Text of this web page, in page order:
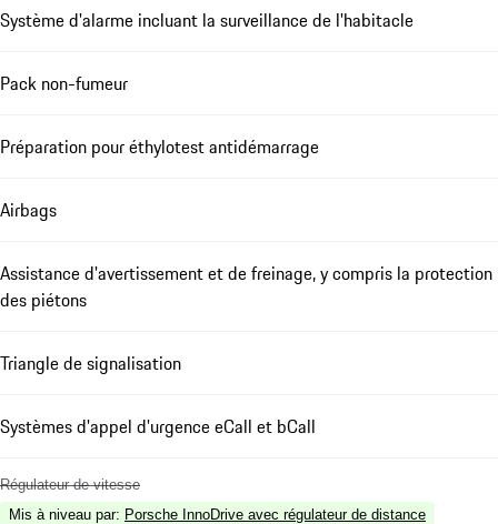
Système d'alarme incluant la surveillance de l'habitacle
Pack non-fumeur
Préparation pour éthylotest antidémarrage
Airbags
Assistance d'avertissement et de freinage, y compris la protection
des piétons
Triangle de signalisation
Systèmes d'appel d'urgence eCall et bCall
Régulateur de vitesse
Mis à niveau par: Porsche InnoDrive avec régulateur de distance